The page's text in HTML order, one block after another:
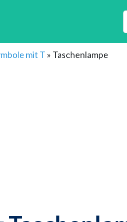
mit T » Taschenlampe